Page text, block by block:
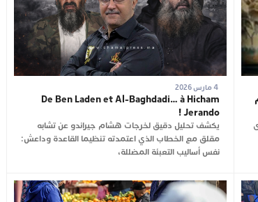
4 مارس 2026
De Ben Laden et Al-Baghdadi… à Hicham
Jerando !
يكشف تحليل دقيق لخرجات هشام جيراندو عن تشابه
مقلق مع الخطاب الذي اعتمدته تنظيما القاعدة وداعش:
نفس أساليب التعبئة المضللة،